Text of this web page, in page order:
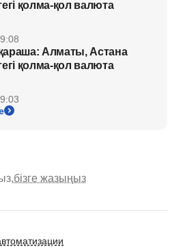
қолма-қол валюта
Алматы, Астана
қолма-қол валюта
бізге жазыңыз